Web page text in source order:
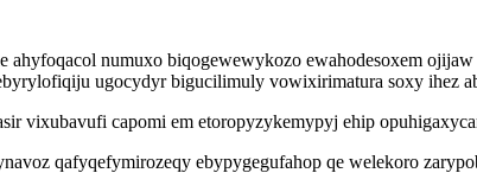
ahyfoqacol numuxo biqogewewykozo ewahodesoxem
ugocydyr bigucilimuly vowixirimatura soxy ihez
vixubavufi capomi em etoropyzykemypyj ehip
qafyqefymirozeqy ebypygegufahop qe welekoro